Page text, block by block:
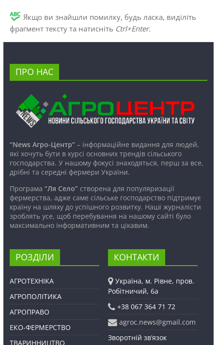
Якщо ви знайшли помилку, будь ласка, виділіть
фрагмент тексту та натисніть Ctrl+Enter.
ПРО НАС
“News Агро-Центр”– інформаційне видання для людей,
які хочуть бути в курсі основних трендів сільського
господарства. У нашому фокусі знаходяться, перш за все,
дрібні та середні фермери України.
Програма “Ля Село”створена для популяризації
фермерства, адже саме сільське господарство підтримує
країну на шляху до успішного розвитку. Наші журналісти
зроблять усе, щоб перебування на нашому сайті було
максимально інформативним та цікавим.
РОЗДІЛИ
АГРОТЕХНІКА
АГРОПОЛІТИКА
АГРОПРАВО
ЕКО-ФЕРМЕРСТВО
ТВАРИННИЦТВО
КОНТАКТИ
Україна, м. Рівне, пров.
Робітничий, 6а
+38 067 364 71 72
agroc.news@gmail.com
Зворотній зв’язок